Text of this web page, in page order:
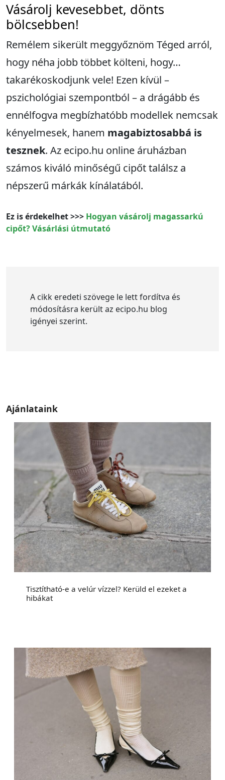
Vásárolj kevesebbet, dönts
bölcsebben!
Remélem sikerült meggyőznöm Téged arról,
hogy néha jobb többet költeni, hogy…
takarékoskodjunk vele! Ezen kívül –
pszichológiai szempontból – a drágább és
ennélfogva megbízhatóbb modellek nemcsak
kényelmesek, hanem magabiztosabbá is
tesznek. Az ecipo.hu online áruházban
számos kiváló minőségű cipőt találsz a
népszerű márkák kínálatából.
Ez is érdekelhet >>> Hogyan vásárolj magassarkú
cipőt? Vásárlási útmutató
A cikk eredeti szövege le lett fordítva és
módosításra került az ecipo.hu blog
igényei szerint.
Ajánlataink
Tisztítható-e a velúr vízzel? Kerüld el ezeket a
hibákat